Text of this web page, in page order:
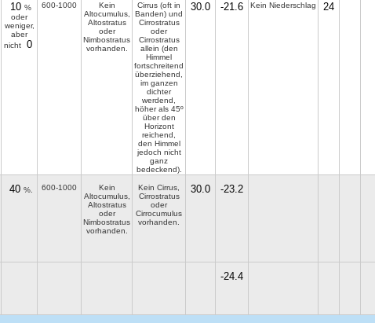
10 %
oder
weniger,
aber
nicht
0
600-1000
Kein
Altocumulus,
Altostratus
oder
Nimbostratus
vorhanden.
Cirrus (oft in
Banden) und
Cirrostratus
oder
Cirrostratus
allein (den
Himmel
fortschreitend
überziehend,
im ganzen
dichter
werdend,
höher als 45º
über den
Horizont
reichend,
den Himmel
jedoch nicht
ganz
bedeckend).
30.0 -21.6 Kein Niederschlag 24
40 %. 600-1000
Kein
Altocumulus,
Altostratus
oder
Nimbostratus
vorhanden.
Kein Cirrus,
Cirrostratus
oder
Cirrocumulus
vorhanden.
30.0 -23.2
-24.4